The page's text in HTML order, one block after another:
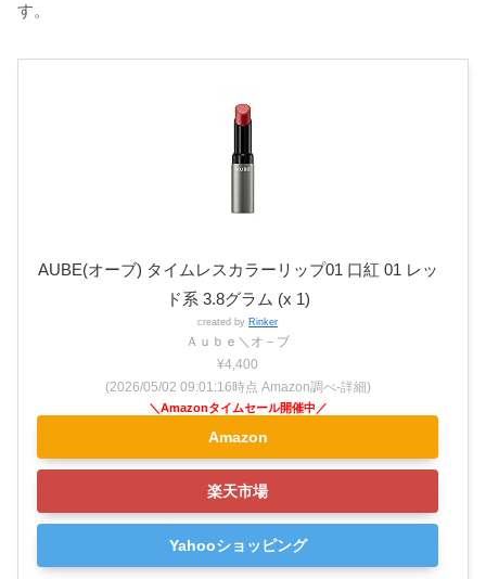
す。
AUBE(オーブ) タイムレスカラーリップ01 口紅 01 レッ
ド系 3.8グラム (x 1)
created by Rinker
Ａｕｂｅ＼オ－ブ
¥4,400
(2026/05/02 09:01:16時点 Amazon調べ-詳細)
Amazon
楽天市場
Yahooショッピング